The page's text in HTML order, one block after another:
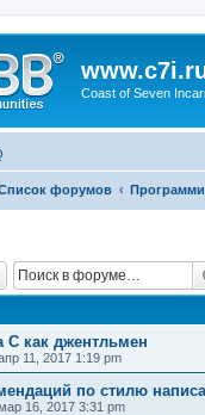
Coast of Seven
форумов
как джентльмен
11, 2017 1:19 pm
по стилю
16, 2017 3:31 pm